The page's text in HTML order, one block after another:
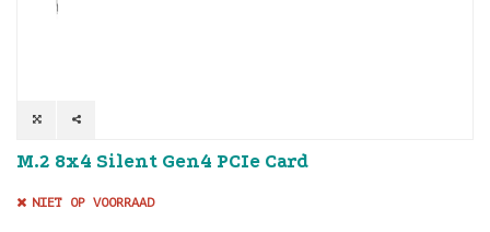
M.2 8x4 Silent Gen4 PCIe Card
NIET OP VOORRAAD